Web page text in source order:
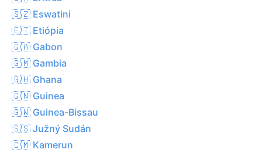
🇸🇿 Eswatini
🇪🇹 Etiópia
🇬🇦 Gabon
🇬🇲 Gambia
🇬🇭 Ghana
🇬🇳 Guinea
🇬🇼 Guinea-Bissau
🇸🇸 Južný Sudán
🇨🇲 Kamerun